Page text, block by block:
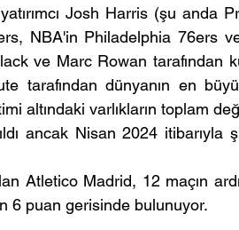
Josh Harris (şu anda
NBA'in Philadelphia 76ers
ve Marc Rowan tarafından
tarafından dünyanın en
altındaki varlıkların toplam
ancak Nisan 2024 itibarıyla
Atletico Madrid, 12 maçın
6 puan gerisinde bulunuyor.